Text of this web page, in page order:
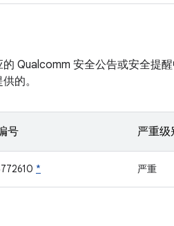
Qualcomm 安全公告或安全提
的。
号 严重级
* 严重